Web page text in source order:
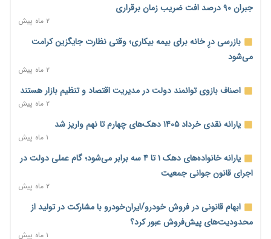
۷ میلیارد دلار از تسهیلات نفتی صندوق توسعه ملی معوق شد؛
دولت مسئولیت احراز اهلیت کارت‌های بازرگانی را از اتاق گرفت؛
بانک مرکزی برای تسهیل تجارت خارجی و تأمین مالی پروژه‌ها به
شبکه بانکی فراخوان داد + فیلم
دولت در حال تأمین منابع جدید برای افزایش اعتبار کالابرگ؛
جزئیات به‌زودی اعلام می‌شود
گسترش چتر بیمه‌ای برای مشاغل نوپدید؛ بیش از ۲۸۰ هزار فرهنگی
مدارس غیردولتی بیمه شدند
جبران ۹۰ درصد افت ضریب زمان برقراری
۲ ماه پیش
بازرسی درِ خانه برای بیمه بیکاری؛ وقتی نظارت جایگزین کرامت
می‌شود
۲ ماه پیش
اصناف بازوی توانمند دولت در مدیریت اقتصاد و تنظیم بازار هستند
۲ ماه پیش
یارانه نقدی خرداد ۱۴۰۵ دهک‌های چهارم تا نهم واریز شد
۱ ماه پیش
یارانه خانواده‌های دهک ۱ تا ۴ سه برابر می‌شود؛ گام عملی دولت در
اجرای قانون جوانی جمعیت
۲ ماه پیش
ابهام قانونی در فروش خودرو/ایران‌خودرو با مشارکت در تولید از
محدودیت‌های پیش‌فروش عبور کرد؟
۱ ماه پیش